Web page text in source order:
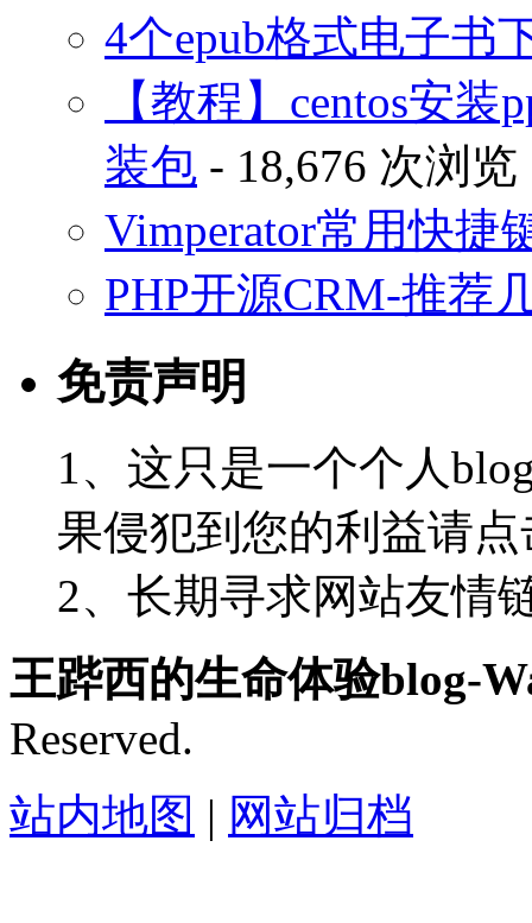
4个epub格式电子书
【教程】centos安
装包 - 18,676 次浏览
Vimperator常用快捷
PHP开源CRM-推荐
免责声明
1、这只是一个个人
果侵犯到您的利益请
2、长期寻求网站友情
王跸西的生命体验blog-
Reserved.
站内地图 | 网站归档